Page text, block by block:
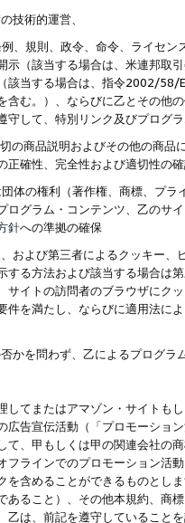
技術的運営、
、規則、政令、命令、ライセ
示（該当する場合は、米連邦取
該当する場合は、指令2002/58/
含む。）、ならびに乙とその他
守して、特別リンク及びプログ
の商品説明およびその他の商
正確性、完全性および適切性の
体の権利（著作権、商標、プ
ログラム・コンテンツ、乙のサ
針への準拠の確保
および第三者によるクッキー
する方法および該当する場合は
サイトの訪問者のブラウザにク
件を満たし、ならびに適用法に
かを問わず、乙によるプログ
してまたはアマゾン・サイトも
広告宣伝活動（「プロモーショ
て、甲もしくは甲の関連会社の
フラインでのプロモーション活
を含めることができるものとし
あること）、その他本規約、商
乙は、前記を遵守していること